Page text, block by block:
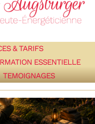
& TARIFS
ESSENTIELLE
TEMOIGNAGES